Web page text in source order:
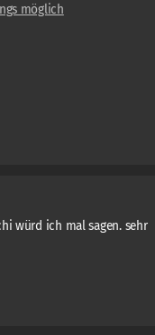
möglich
würd ich mal sagen. sehr